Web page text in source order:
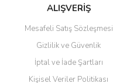
benzer farklı alternatifler olmalı.
ALIŞVERİŞ
Mesafeli Satış Sözleşmesi
Gizlilik ve Güvenlik
İptal ve İade Şartları
Kişisel Veriler Politikası